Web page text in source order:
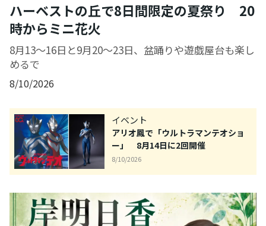
ハーベストの丘で8日間限定の夏祭り 20
時からミニ花火
8月13～16日と9月20～23日、盆踊りや遊戯屋台も楽し
めるで
8/10/2026
イベント
アリオ鳳で「ウルトラマンテオショ
ー」 8月14日に2回開催
8/10/2026